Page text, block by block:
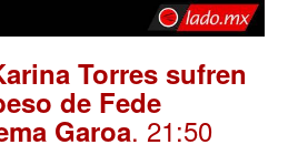
Torres sufren
de Fede
Garoa. 21:50